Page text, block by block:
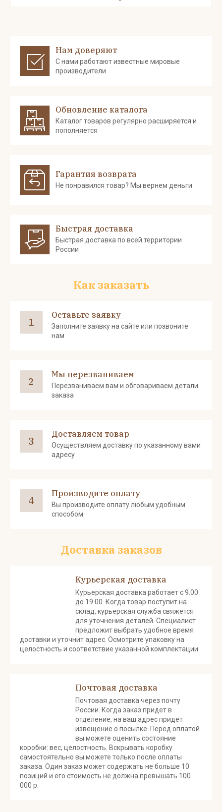
Нам доверяют
С нами работают известные мировые
производители
Обновление каталога
Каталог товаров регулярно расширяется и
пополняется
Гарантия возврата
Не понравился товар? Мы вернем деньги
Быстрая доставка
Быстрая доставка по всей территории
России
Как заказать
1
Оставьте заявку
Заполните заявку на сайте или позвоните
нам
2
Мы перезваниваем
Перезваниваем вам и обговариваем детали
заказа
3
Доставляем товар
Осуществляем доставку по указанному вами
адресу
4
Производите оплату
Вы производите оплату любым удобным
способом
Доставка заказов
Курьерская доставка
Курьерская доставка работает с 9.00
до 19.00. Когда товар поступит на
склад, курьерская служба свяжется
для уточнения деталей. Специалист
предложит выбрать удобное время
доставки и уточнит адрес. Осмотрите упаковку на
целостность и соответствие указанной комплектации.
Почтовая доставка
Почтовая доставка через почту
России. Когда заказ придет в
отделение, на ваш адрес придет
извещение о посылке. Перед оплатой
вы можете оценить состояние
коробки: вес, целостность. Вскрывать коробку
самостоятельно вы можете только после оплаты
заказа. Один заказ может содержать не больше 10
позиций и его стоимость не должна превышать 100
000 р.